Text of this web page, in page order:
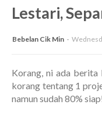
Lestari,
Bebelan Cik Min
Korang, ni ada berita
korang tentang 1
namun sudah 80%